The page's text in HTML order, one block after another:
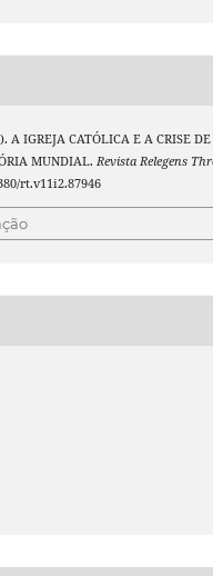
A IGREJA CATÓLICA E A CRISE DE
MUNDIAL. Revista Relegens
rt.v11i2.87946